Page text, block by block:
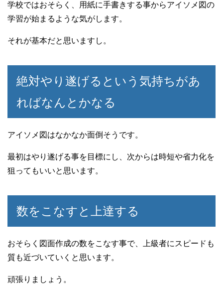
学校ではおそらく、用紙に手書きする事からアイソメ図の
学習が始まるような気がします。
それが基本だと思いますし。
絶対やり遂げるという気持ちがあ
ればなんとかなる
アイソメ図はなかなか面倒そうです。
最初はやり遂げる事を目標にし、次からは時短や省力化を
狙ってもいいと思います。
数をこなすと上達する
おそらく図面作成の数をこなす事で、上級者にスピードも
質も近づいていくと思います。
頑張りましょう。